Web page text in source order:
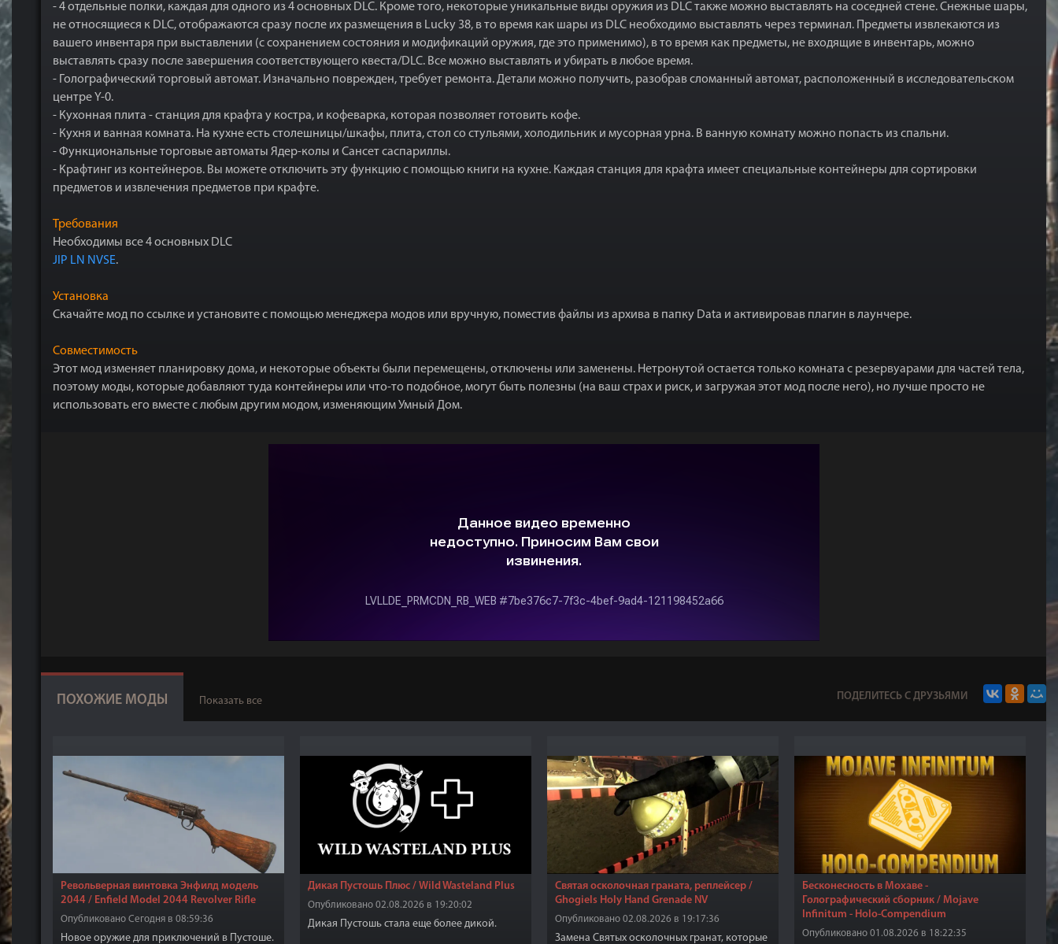
- 4 отдельные полки, каждая для одного из 4 основных DLC. Кроме того, некоторые уникальные виды оружия из DLC также можно выставлять на соседней стене. Снежные шары,
не относящиеся к DLC, отображаются сразу после их размещения в Lucky 38, в то время как шары из DLC необходимо выставлять через терминал. Предметы извлекаются из
вашего инвентаря при выставлении (с сохранением состояния и модификаций оружия, где это применимо), в то время как предметы, не входящие в инвентарь, можно
выставлять сразу после завершения соответствующего квеста/DLC. Все можно выставлять и убирать в любое время.
- Голографический торговый автомат. Изначально поврежден, требует ремонта. Детали можно получить, разобрав сломанный автомат, расположенный в исследовательском
центре Y-0.
- Кухонная плита - станция для крафта у костра, и кофеварка, которая позволяет готовить кофе.
- Кухня и ванная комната. На кухне есть столешницы/шкафы, плита, стол со стульями, холодильник и мусорная урна. В ванную комнату можно попасть из спальни.
- Функциональные торговые автоматы Ядер-колы и Сансет саспариллы.
- Крафтинг из контейнеров. Вы можете отключить эту функцию с помощью книги на кухне. Каждая станция для крафта имеет специальные контейнеры для сортировки
предметов и извлечения предметов при крафте.
Требования
Необходимы все 4 основных DLC
JIP LN NVSE.
Установка
Скачайте мод по ссылке и установите с помощью менеджера модов или вручную, поместив файлы из архива в папку Data и активировав плагин в лаунчере.
Совместимость
Этот мод изменяет планировку дома, и некоторые объекты были перемещены, отключены или заменены. Нетронутой остается только комната с резервуарами для частей тела,
поэтому моды, которые добавляют туда контейнеры или что-то подобное, могут быть полезны (на ваш страх и риск, и загружая этот мод после него), но лучше просто не
использовать его вместе с любым другим модом, изменяющим Умный Дом.
ПОХОЖИЕ МОДЫ Показать все ПОДЕЛИТЕСЬ С ДРУЗЬЯМИ
Револьверная винтовка Энфилд модель
2044 / Enfield Model 2044 Revolver Rifle
Опубликовано Сегодня в 08:59:36
Новое оружие для приключений в Пустоше.
Дикая Пустошь Плюс / Wild Wasteland Plus
Опубликовано 02.08.2026 в 19:20:02
Дикая Пустошь стала еще более дикой.
Святая осколочная граната, реплейсер /
Ghogiels Holy Hand Grenade NV
Опубликовано 02.08.2026 в 19:17:36
Замена Святых осколочных гранат, которые
Бесконесность в Мохаве -
Голографический сборник / Mojave
Infinitum - Holo-Compendium
Опубликовано 01.08.2026 в 18:22:35